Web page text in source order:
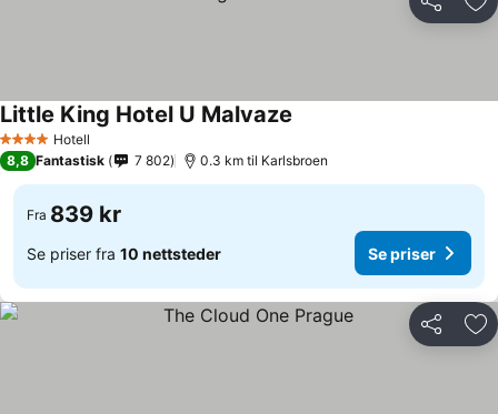
Del
4 StjernerHotell
Little King Hotel U Malvaze
8,8 Fantastisk 7 802 0.3 km til Karlsbroen
Fra 839 kr
Se priser fra 10 nettsteder Se priser
Del